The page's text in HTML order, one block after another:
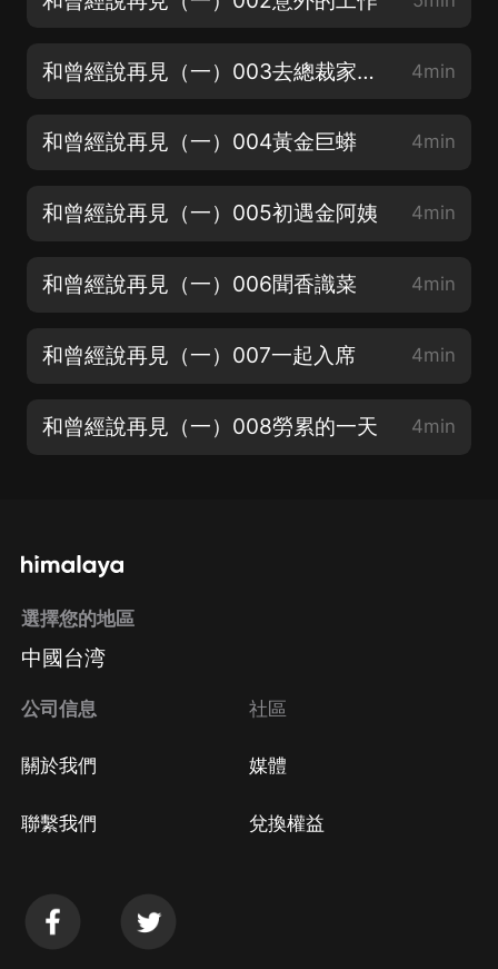
和曾經說再見（一）003去總裁家别墅 4min
和曾經說再見（一）004黃金巨蟒 4min
和曾經說再見（一）005初遇金阿姨 4min
和曾經說再見（一）006聞香識菜 4min
和曾經說再見（一）007一起入席 4min
和曾經說再見（一）008勞累的一天 4min
選擇您的地區
中國台湾
公司信息
關於我們
聯繫我們
社區
媒體
兌換權益